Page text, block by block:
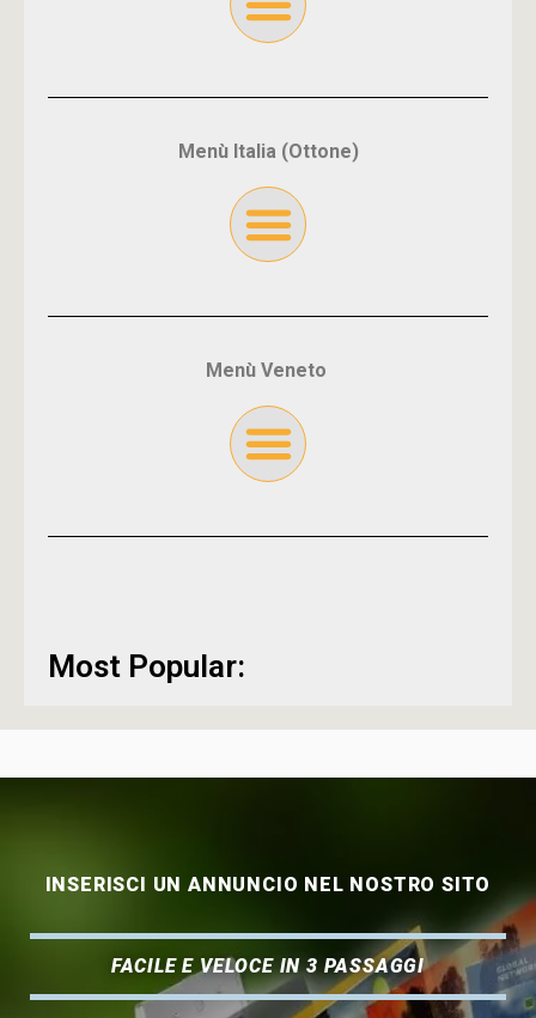
Menù Italia (Ottone)
Menù Veneto
Most Popular:
INSERISCI UN ANNUNCIO NEL NOSTRO SITO
FACILE E VELOCE IN 3 PASSAGGI